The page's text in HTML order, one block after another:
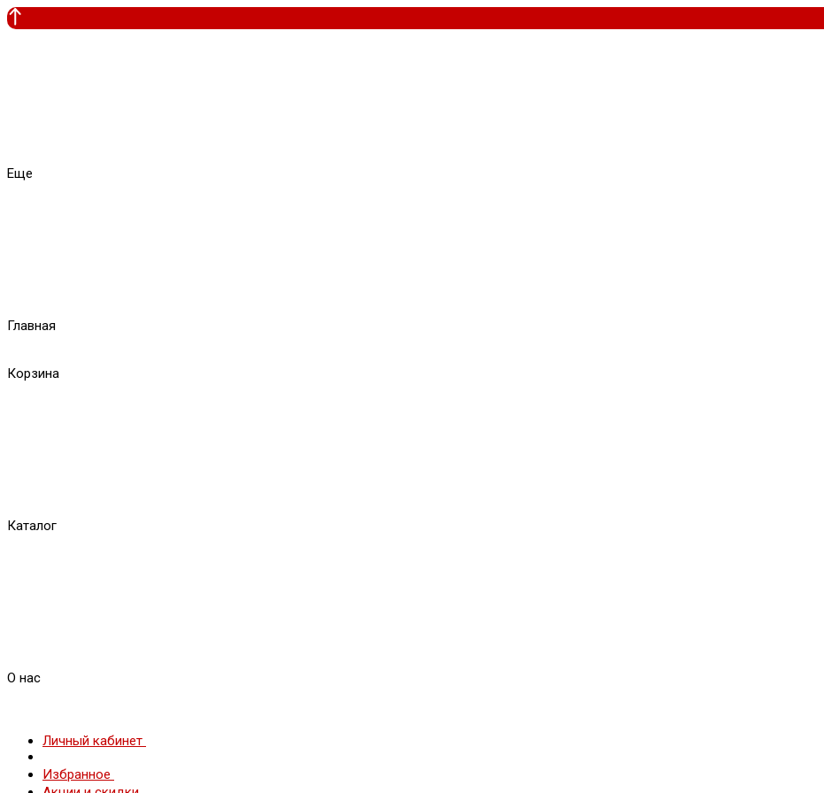
Еще
Главная
Корзина
Каталог
О нас
Личный кабинет
Избранное